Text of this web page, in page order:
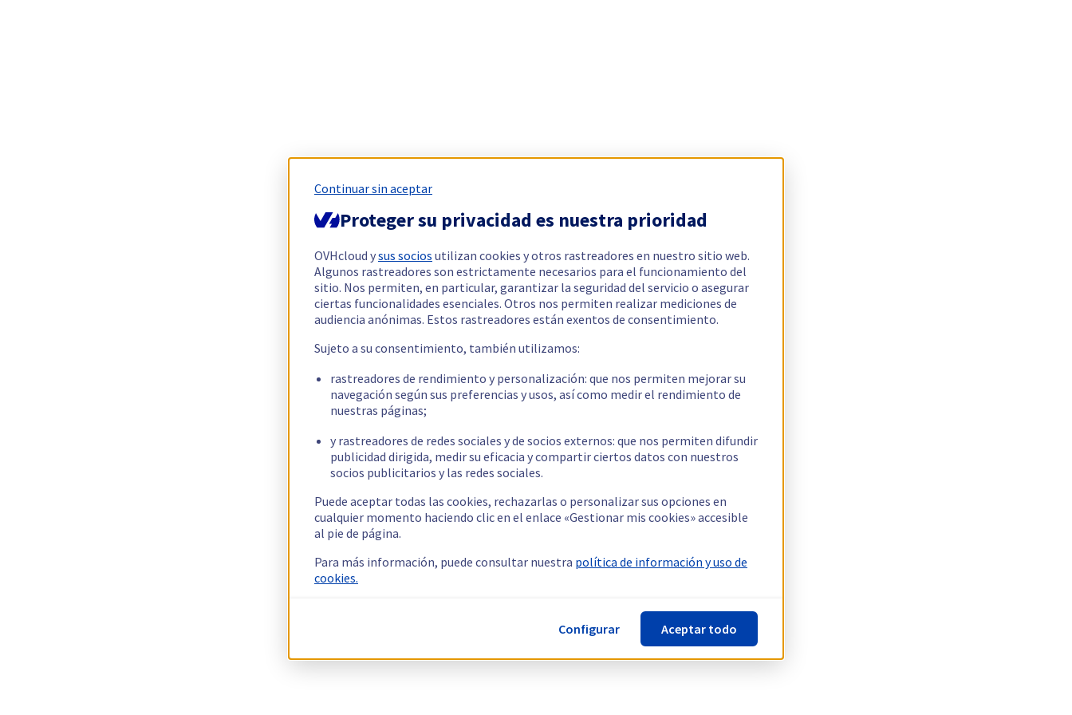
Continuar sin aceptar
Proteger su privacidad es nuestra prioridad
OVHcloud ysus socios utilizan cookies y otros rastreadores en nuestro sitio web.
Algunos rastreadores son estrictamente necesarios para el funcionamiento del
sitio. Nos permiten, en particular, garantizar la seguridad del servicio o asegurar
ciertas funcionalidades esenciales. Otros nos permiten realizar mediciones de
audiencia anónimas. Estos rastreadores están exentos de consentimiento.
Sujeto a su consentimiento, también utilizamos:
rastreadores de rendimiento y personalización: que nos permiten mejorar su
navegación según sus preferencias y usos, así como medir el rendimiento de
nuestras páginas;
y rastreadores de redes sociales y de socios externos: que nos permiten difundir
publicidad dirigida, medir su eficacia y compartir ciertos datos con nuestros
socios publicitarios y las redes sociales.
Puede aceptar todas las cookies, rechazarlas o personalizar sus opciones en
cualquier momento haciendo clic en el enlace «Gestionar mis cookies» accesible
al pie de página.
Para más información, puede consultar nuestra política de información y uso de
cookies.
Configurar Aceptar todo